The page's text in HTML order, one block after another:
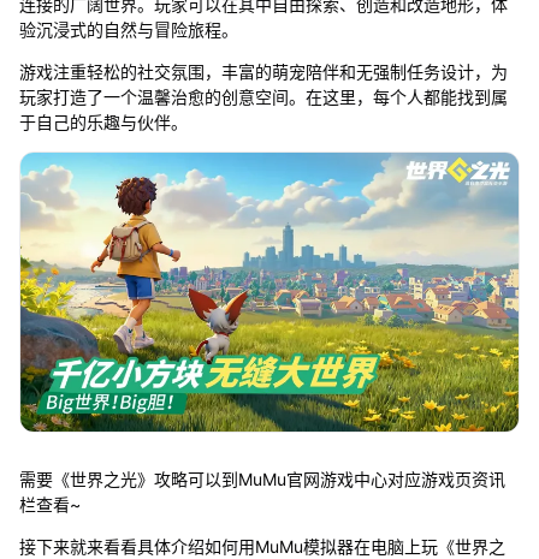
连接的广阔世界。玩家可以在其中自由探索、创造和改造地形，体
验沉浸式的自然与冒险旅程。
游戏注重轻松的社交氛围，丰富的萌宠陪伴和无强制任务设计，为
玩家打造了一个温馨治愈的创意空间。在这里，每个人都能找到属
于自己的乐趣与伙伴。
需要《世界之光》攻略可以到MuMu官网游戏中心对应游戏页资讯
栏查看~
接下来就来看看具体介绍如何用MuMu模拟器在电脑上玩《世界之